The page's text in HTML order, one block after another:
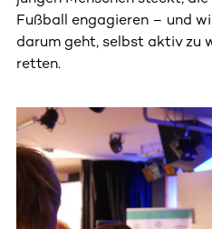
Fußball engagieren – und
darum geht, selbst aktiv zu
retten.